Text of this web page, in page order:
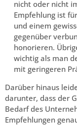
nicht oder nicht
Empfehlung ist
und einem
gegenüber
honorieren.
wichtig als man
mit geringeren
Darüber hinaus
darunter, dass der
Bedarf des
Empfehlungen